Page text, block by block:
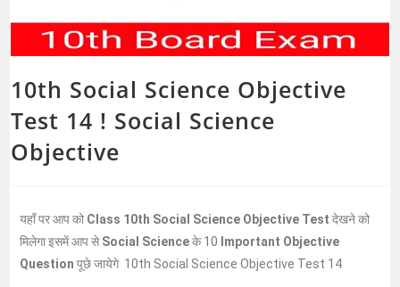
10th Social Science Objective
Test 14 ! Social Science
Objective
यहाँ पर आप को Class 10th Social Science Objective Test देखने को
मिलेगा इसमें आप सेSocial Scienceके 10 Important Objective
Question पूछे जायेगे 10th Social Science Objective Test 14